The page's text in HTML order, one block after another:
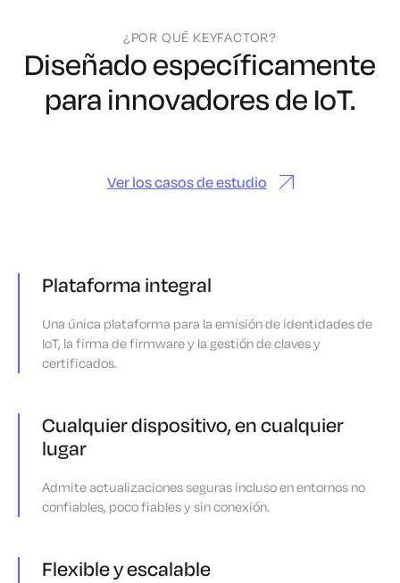
¿POR QUÉ KEYFACTOR?
Diseñado específicamente
para innovadores de IoT.
Ver los casos de estudio
Plataforma integral
Una única plataforma para la emisión de identidades de
IoT, la firma de firmware y la gestión de claves y
certificados.
Cualquier dispositivo, en cualquier
lugar
Admite actualizaciones seguras incluso en entornos no
confiables, poco fiables y sin conexión.
Flexible y escalable